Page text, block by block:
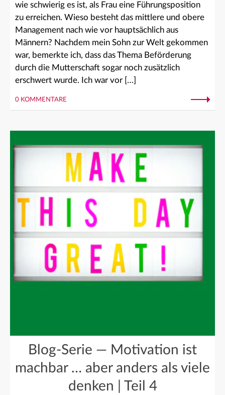
wie schwierig es ist, als Frau eine Führungsposition
zu erreichen. Wieso besteht das mittlere und obere
Management nach wie vor hauptsächlich aus
Männern? Nachdem mein Sohn zur Welt gekommen
war, bemerkte ich, dass das Thema Beförderung
durch die Mutterschaft sogar noch zusätzlich
erschwert wurde. Ich war vor […]
0 KOMMENTARE
Blog-Serie — Motivation ist
machbar … aber anders als viele
denken | Teil 4